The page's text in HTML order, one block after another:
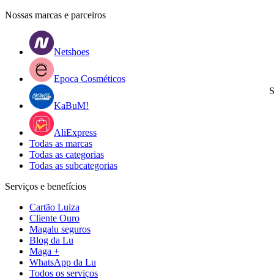
Nossas marcas e parceiros
Netshoes
Epoca Cosméticos
KaBuM!
AliExpress
Todas as marcas
Todas as categorias
Todas as subcategorias
Serviços e benefícios
Cartão Luiza
Cliente Ouro
Magalu seguros
Blog da Lu
Maga +
WhatsApp da Lu
Todos os serviços